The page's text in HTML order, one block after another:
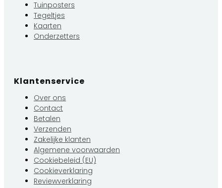
Tuinposters
Tegeltjes
Kaarten
Onderzetters
Klantenservice
Over ons
Contact
Betalen
Verzenden
Zakelijke klanten
Algemene voorwaarden
Cookiebeleid (EU)
Cookieverklaring
Reviewverklaring